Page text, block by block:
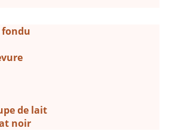
fondu
de lait
noir